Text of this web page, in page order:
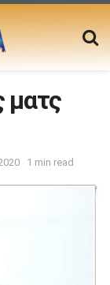
ματς
1 min read